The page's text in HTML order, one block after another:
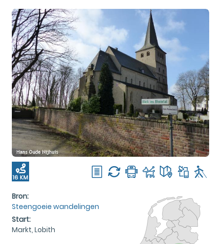
16 KM
Bron:
Steengoeie wandelingen
Start:
Markt, Lobith